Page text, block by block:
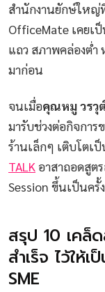
สำนักงานยักษ์ใหญ่
OfficeMate เคยเ
แถว สภาพคล่องต่ำ
มาก่อน
จนเมื่อคุณหมู วรวุ
มารับช่วงต่อกิจกา
ร้านเล็กๆ เติบโตเ
TALK อาสาถอดสูต
Session ขึ้นเป็นค
สรุป 10 เคล็
สำเร็จ ไว้ให้
SME